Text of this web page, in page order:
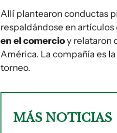
Allí plantearon conductas
respaldándose en artículos
en el comercioy relataron
América. La compañía es
torneo.
MÁS NOTICIAS